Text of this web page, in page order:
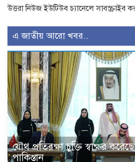
উত্তরা নিউজ ইউটিউব চ্যানেলে সাবস্ক্রাইব
এ জাতীয় আরো খবর..
যৌথ প্রতিরক্ষা চুক্তি স্বাক্ষর
পাকিস্তান